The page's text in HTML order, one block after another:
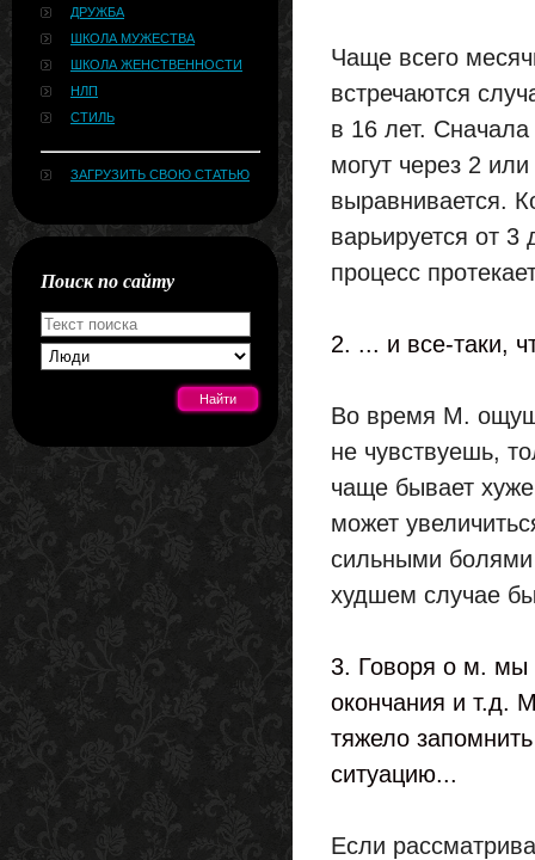
ДРУЖБА
ШКОЛА МУЖЕСТВА
ШКОЛА ЖЕНСТВЕННОСТИ
НЛП
СТИЛЬ
ЗАГРУЗИТЬ СВОЮ СТАТЬЮ
Поиск по сайту
Чаще всего
встречаются
в 16 лет.
могут через 2
выравнивается.
варьируется от 3
процесс
2. ... и все-таки,
Во время М.
не чувствуешь,
чаще бывает
может
сильными болями
худшем случае
3. Говоря о м. мы
окончания и т.д.
тяжело
ситуацию...
Если